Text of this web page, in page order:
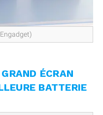
ÉCRAN
BATTERIE